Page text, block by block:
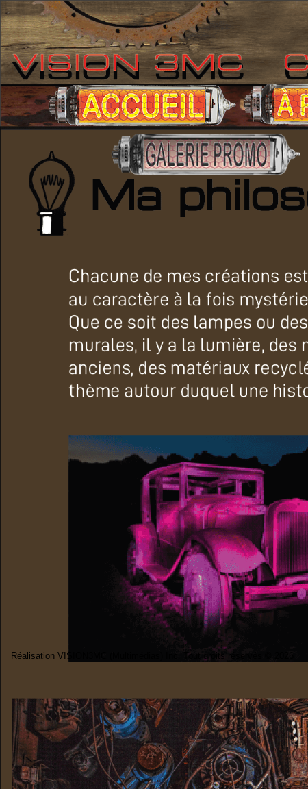
Réalisation VISION3MC (Multimédias) Inc. Tout droits réservés © 2026